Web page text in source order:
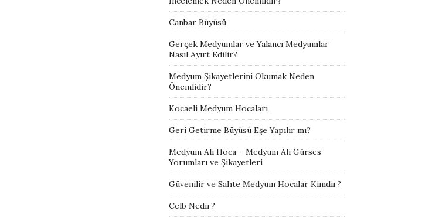
Canbar Büyüsü
Gerçek Medyumlar ve Yalancı Medyumlar
Nasıl Ayırt Edilir?
Medyum Şikayetlerini Okumak Neden
Önemlidir?
Kocaeli Medyum Hocaları
Geri Getirme Büyüsü Eşe Yapılır mı?
Medyum Ali Hoca – Medyum Ali Gürses
Yorumları ve Şikayetleri
Güvenilir ve Sahte Medyum Hocalar Kimdir?
Celb Nedir?